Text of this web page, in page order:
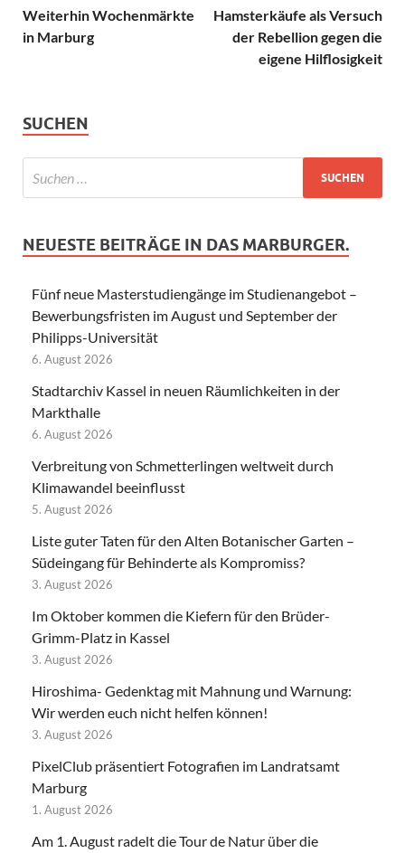
Weiterhin Wochenmärkte
in Marburg
Hamsterkäufe als Versuch
der Rebellion gegen die
eigene Hilflosigkeit
SUCHEN
NEUESTE BEITRÄGE IN DAS MARBURGER.
Fünf neue Masterstudiengänge im Studienangebot –
Bewerbungsfristen im August und September der
Philipps-Universität
6. August 2026
Stadtarchiv Kassel in neuen Räumlichkeiten in der
Markthalle
6. August 2026
Verbreitung von Schmetterlingen weltweit durch
Klimawandel beeinflusst
5. August 2026
Liste guter Taten für den Alten Botanischer Garten –
Südeingang für Behinderte als Kompromiss?
3. August 2026
Im Oktober kommen die Kiefern für den Brüder-
Grimm-Platz in Kassel
3. August 2026
Hiroshima- Gedenktag mit Mahnung und Warnung:
Wir werden euch nicht helfen können!
3. August 2026
PixelClub präsentiert Fotografien im Landratsamt
Marburg
1. August 2026
Am 1. August radelt die Tour de Natur über die